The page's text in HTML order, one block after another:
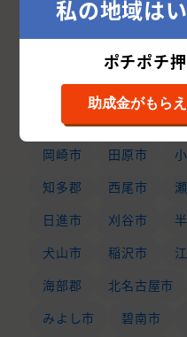
愛知県の市区町
名古屋市 豊田市
岡崎市
田原市
知多郡
西尾市
日進市
刈谷市
犬山市
稲沢市
海部郡
北名古屋市
みよし市
碧南市
私の地域は
ポチポチ
助成金がもら